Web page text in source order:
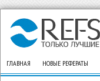
ГЛАВНАЯ НОВЫЕ РЕФЕРАТЫ